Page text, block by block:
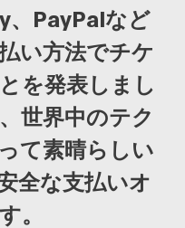
PayPalなど
い方法でチケ
を発表しまし
世界中のテク
て素晴らしい
全な支払いオ
。